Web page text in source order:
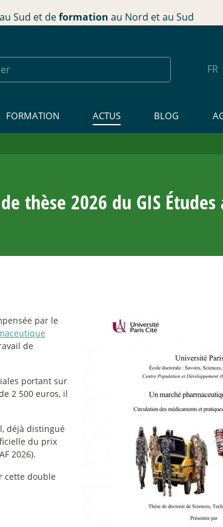
au Sud et deformation au Nord et au Sud
FORMATION ACTUS BLOG
thèse 2026 du GIS
par le
de
portant sur
2 500 euros, il
déjà distingué
du prix
2026).
cette double